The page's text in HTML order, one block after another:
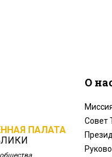
ПАЛАТА
О
Совет